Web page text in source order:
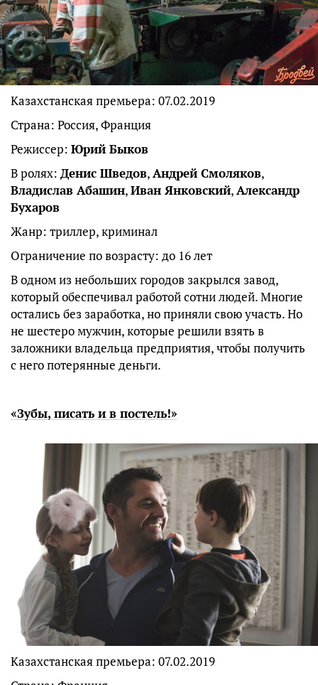
Казахстанская премьера: 07.02.2019
Страна: Россия, Франция
Режиссер: Юрий Быков
В ролях: Денис Шведов,Андрей Смоляков,
Владислав Абашин,Иван Янковский,Александр
Бухаров
Жанр: триллер, криминал
Ограничение по возрасту: до 16 лет
В одном из небольших городов закрылся завод,
который обеспечивал работой сотни людей. Многие
остались без заработка, но приняли свою участь. Но
не шестеро мужчин, которые решили взять в
заложники владельца предприятия, чтобы получить
с него потерянные деньги.
«Зубы, писать и в постель!»
Казахстанская премьера: 07.02.2019